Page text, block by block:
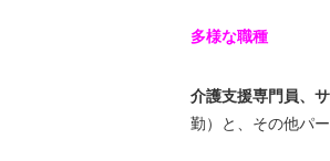
多様な職種
介護支援専門員、
勤）と、その他パ